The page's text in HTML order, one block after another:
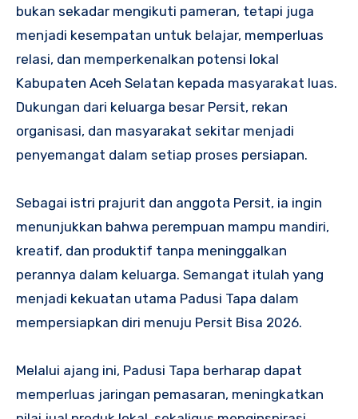
bukan sekadar mengikuti pameran, tetapi juga
menjadi kesempatan untuk belajar, memperluas
relasi, dan memperkenalkan potensi lokal
Kabupaten Aceh Selatan kepada masyarakat luas.
Dukungan dari keluarga besar Persit, rekan
organisasi, dan masyarakat sekitar menjadi
penyemangat dalam setiap proses persiapan.
Sebagai istri prajurit dan anggota Persit, ia ingin
menunjukkan bahwa perempuan mampu mandiri,
kreatif, dan produktif tanpa meninggalkan
perannya dalam keluarga. Semangat itulah yang
menjadi kekuatan utama Padusi Tapa dalam
mempersiapkan diri menuju Persit Bisa 2026.
Melalui ajang ini, Padusi Tapa berharap dapat
memperluas jaringan pemasaran, meningkatkan